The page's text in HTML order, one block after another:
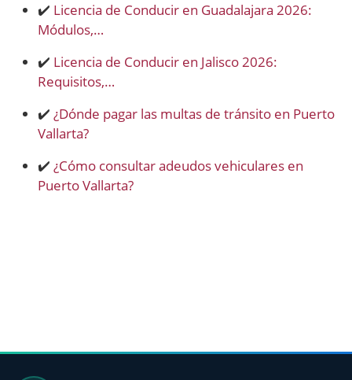
✔️ Licencia de Conducir en Guadalajara 2026:
Módulos,…
✔️ Licencia de Conducir en Jalisco 2026:
Requisitos,…
✔️ ¿Dónde pagar las multas de tránsito en Puerto
Vallarta?
✔️ ¿Cómo consultar adeudos vehiculares en
Puerto Vallarta?